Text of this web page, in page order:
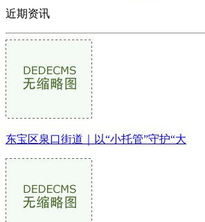
近期资讯
东宝区泉口街道｜以“小托管”守护“大